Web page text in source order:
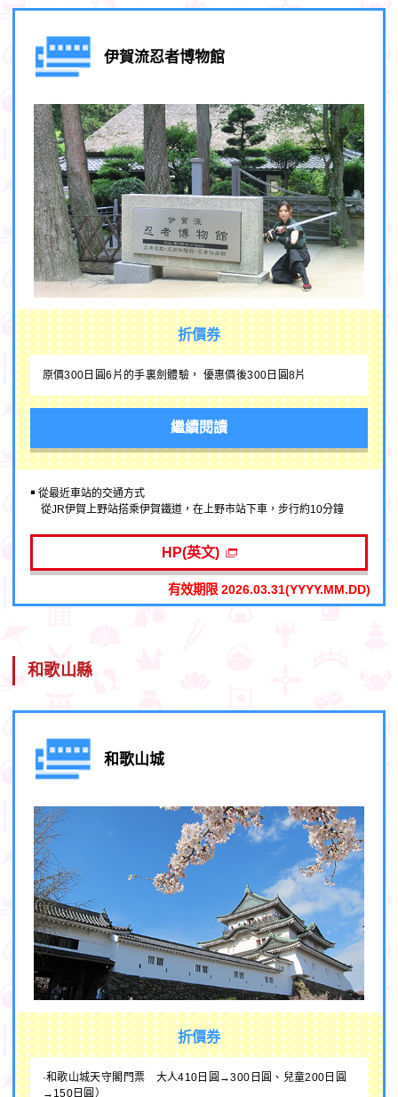
伊賀流忍者博物館
折價券
原價300日圓6片的手裏劍體驗， 優惠價後300日圓8片
繼續閱讀
￭ 從最近車站的交通方式
從JR伊賀上野站搭乘伊賀鐵道，在上野市站下車，步行約10分鐘
HP(英文)
有效期限 2026.03.31(YYYY.MM.DD)
和歌山縣
和歌山城
折價券
·和歌山城天守閣門票 大人410日圓→300日圓、兒童200日圓
→150日圓）